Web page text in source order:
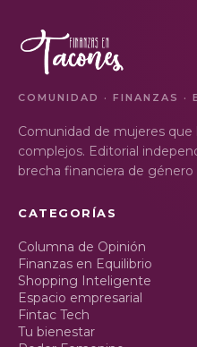
COMUNIDAD · FINANZAS ·
Comunidad de mujeres que
complejos. Editorial
brecha financiera de
CATEGORÍAS
Columna de Opinión
Finanzas en Equilibrio
Shopping Inteligente
Espacio empresarial
Fintac Tech
Tu bienestar